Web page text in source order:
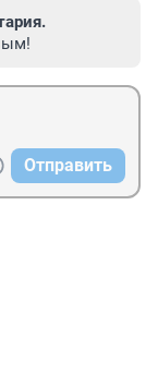
Отправить